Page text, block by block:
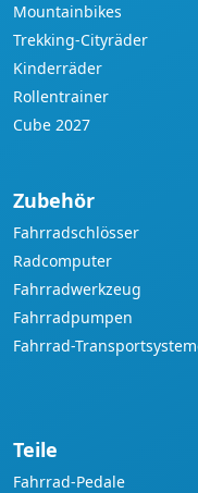
Mountainbikes
Trekking-Cityräder
Kinderräder
Rollentrainer
Cube 2027
Zubehör
Fahrradschlösser
Radcomputer
Fahrradwerkzeug
Fahrradpumpen
Fahrrad-
Teile
Fahrrad-Pedale